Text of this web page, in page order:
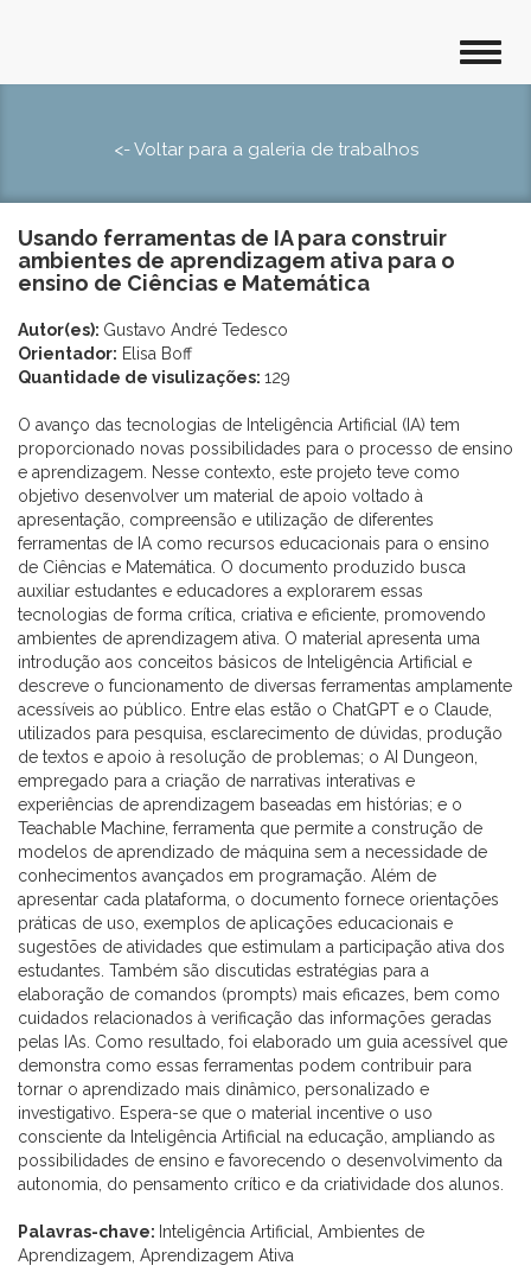
<- Voltar para a galeria de trabalhos
Usando ferramentas de IA para construir
ambientes de aprendizagem ativa para o
ensino de Ciências e Matemática
Autor(es): Gustavo André Tedesco
Orientador: Elisa Boff
Quantidade de visulizações: 129
O avanço das tecnologias de Inteligência Artificial (IA) tem
proporcionado novas possibilidades para o processo de ensino
e aprendizagem. Nesse contexto, este projeto teve como
objetivo desenvolver um material de apoio voltado à
apresentação, compreensão e utilização de diferentes
ferramentas de IA como recursos educacionais para o ensino
de Ciências e Matemática. O documento produzido busca
auxiliar estudantes e educadores a explorarem essas
tecnologias de forma crítica, criativa e eficiente, promovendo
ambientes de aprendizagem ativa. O material apresenta uma
introdução aos conceitos básicos de Inteligência Artificial e
descreve o funcionamento de diversas ferramentas amplamente
acessíveis ao público. Entre elas estão o ChatGPT e o Claude,
utilizados para pesquisa, esclarecimento de dúvidas, produção
de textos e apoio à resolução de problemas; o AI Dungeon,
empregado para a criação de narrativas interativas e
experiências de aprendizagem baseadas em histórias; e o
Teachable Machine, ferramenta que permite a construção de
modelos de aprendizado de máquina sem a necessidade de
conhecimentos avançados em programação. Além de
apresentar cada plataforma, o documento fornece orientações
práticas de uso, exemplos de aplicações educacionais e
sugestões de atividades que estimulam a participação ativa dos
estudantes. Também são discutidas estratégias para a
elaboração de comandos (prompts) mais eficazes, bem como
cuidados relacionados à verificação das informações geradas
pelas IAs. Como resultado, foi elaborado um guia acessível que
demonstra como essas ferramentas podem contribuir para
tornar o aprendizado mais dinâmico, personalizado e
investigativo. Espera-se que o material incentive o uso
consciente da Inteligência Artificial na educação, ampliando as
possibilidades de ensino e favorecendo o desenvolvimento da
autonomia, do pensamento crítico e da criatividade dos alunos.
Palavras-chave: Inteligência Artificial, Ambientes de
Aprendizagem, Aprendizagem Ativa